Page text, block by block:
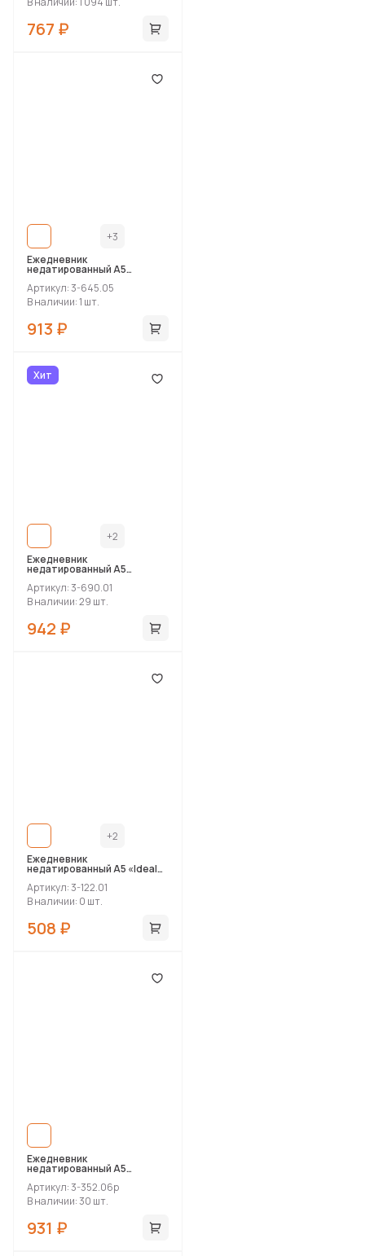
767 ₽
+3
Ежедневник
недатированный А5
«Megapolis Flex Smart»
Артикул: 3-645.05
В наличии: 1 шт.
913 ₽
Хит
+2
Ежедневник
недатированный А5
«Bosforo»
Артикул: 3-690.01
В наличии: 29 шт.
942 ₽
+2
Ежедневник
недатированный А5 «Ideal
New»
Артикул: 3-122.01
В наличии: 0 шт.
508 ₽
Ежедневник
недатированный А5
«Prestige»
Артикул: 3-352.06p
В наличии: 30 шт.
931 ₽